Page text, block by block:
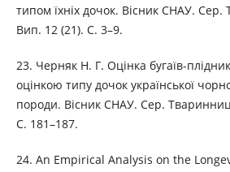
типом їхніх дочок. Вісник СНАУ.
Вип. 12 (21). С. 3–9.
23. Черняк Н. Г. Оцінка бугаїв-
оцінкою типу дочок української
породи. Вісник СНАУ. Сер.
С. 181–187.
24. An Empirical Analysis on the